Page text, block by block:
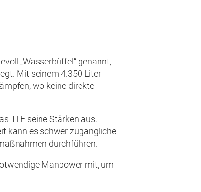
„Wasserbüffel“ genannt,
Mit seinem 4.350 Liter
wo keine direkte
TLF seine Stärken aus.
kann es schwer zugängliche
durchführen.
Manpower mit, um